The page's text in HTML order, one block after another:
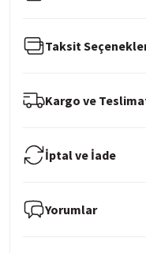
Taksit
Kargo ve
İptal ve İade
Yorumlar